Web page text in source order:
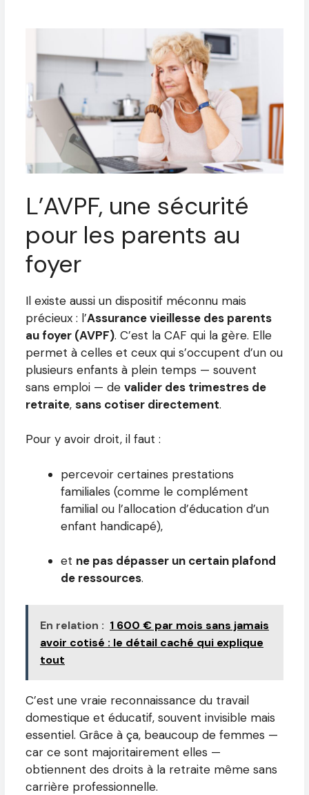
L’AVPF, une sécurité
pour les parents au
foyer
Il existe aussi un dispositif méconnu mais
précieux : l’Assurance vieillesse des parents
au foyer (AVPF). C’est la CAF qui la gère. Elle
permet à celles et ceux qui s’occupent d’un ou
plusieurs enfants à plein temps — souvent
sans emploi — de valider des trimestres de
retraite, sans cotiser directement.
Pour y avoir droit, il faut :
percevoir certaines prestations
familiales (comme le complément
familial ou l’allocation d’éducation d’un
enfant handicapé),
et ne pas dépasser un certain plafond
de ressources.
En relation : 1 600 € par mois sans jamais
avoir cotisé : le détail caché qui explique
tout
C’est une vraie reconnaissance du travail
domestique et éducatif, souvent invisible mais
essentiel. Grâce à ça, beaucoup de femmes —
car ce sont majoritairement elles —
obtiennent des droits à la retraite même sans
carrière professionnelle.